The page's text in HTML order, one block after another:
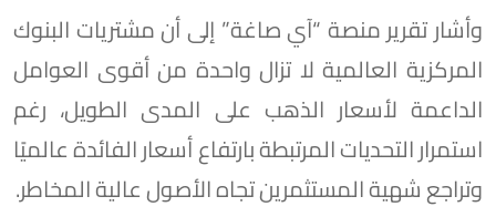
وأشار تقرير منصة “آي صاغة” إلى أن مشتريات البنوك
المركزية العالمية لا تزال واحدة من أقوى العوامل
الداعمة لأسعار الذهب على المدى الطويل، رغم
استمرار التحديات المرتبطة بارتفاع أسعار الفائدة عالميًا
وتراجع شهية المستثمرين تجاه الأصول عالية المخاطر.